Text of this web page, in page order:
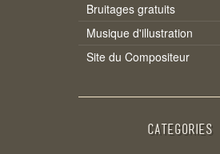
Bruitages gratuits
Musique d'illustration
Site du Compositeur
CATEGORIES